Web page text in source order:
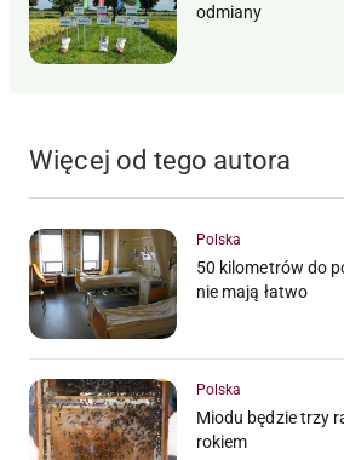
odmiany
Więcej od tego autora
Polska
50 kilometrów do
nie mają łatwo
Polska
Miodu będzie trzy
rokiem